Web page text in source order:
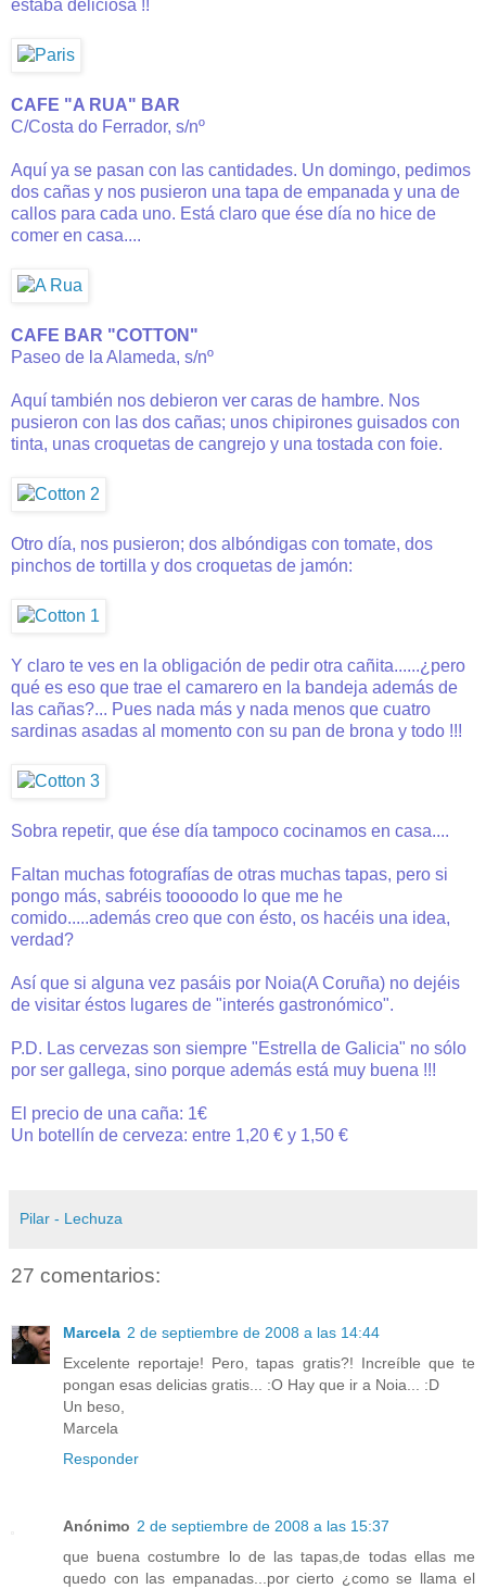
estaba deliciosa !!
CAFE "A RUA" BAR
C/Costa do Ferrador, s/nº
Aquí ya se pasan con las cantidades. Un domingo, pedimos
dos cañas y nos pusieron una tapa de empanada y una de
callos para cada uno. Está claro que ése día no hice de
comer en casa....
CAFE BAR "COTTON"
Paseo de la Alameda, s/nº
Aquí también nos debieron ver caras de hambre. Nos
pusieron con las dos cañas; unos chipirones guisados con
tinta, unas croquetas de cangrejo y una tostada con foie.
Otro día, nos pusieron; dos albóndigas con tomate, dos
pinchos de tortilla y dos croquetas de jamón:
Y claro te ves en la obligación de pedir otra cañita......¿pero
qué es eso que trae el camarero en la bandeja además de
las cañas?... Pues nada más y nada menos que cuatro
sardinas asadas al momento con su pan de brona y todo !!!
Sobra repetir, que ése día tampoco cocinamos en casa....
Faltan muchas fotografías de otras muchas tapas, pero si
pongo más, sabréis tooooodo lo que me he
comido.....además creo que con ésto, os hacéis una idea,
verdad?
Así que si alguna vez pasáis por Noia(A Coruña) no dejéis
de visitar éstos lugares de "interés gastronómico".
P.D. Las cervezas son siempre "Estrella de Galicia" no sólo
por ser gallega, sino porque además está muy buena !!!
El precio de una caña: 1€
Un botellín de cerveza: entre 1,20 € y 1,50 €
Pilar - Lechuza
27 comentarios:
Marcela 2 de septiembre de 2008 a las 14:44
Excelente reportaje! Pero, tapas gratis?! Increíble que te
pongan esas delicias gratis... :O Hay que ir a Noia... :D
Un beso,
Marcela
Responder
Anónimo 2 de septiembre de 2008 a las 15:37
que buena costumbre lo de las tapas,de todas ellas me
quedo con las empanadas...por cierto ¿como se llama el